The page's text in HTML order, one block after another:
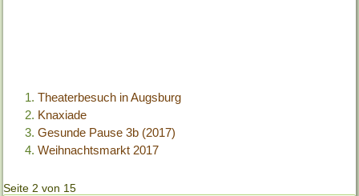
Theaterbesuch in Augsburg
Knaxiade
Gesunde Pause 3b (2017)
Weihnachtsmarkt 2017
Seite 2 von 15